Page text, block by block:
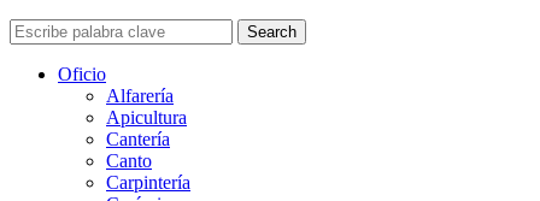
Search
Oficio
Alfarería
Apicultura
Cantería
Canto
Carpintería